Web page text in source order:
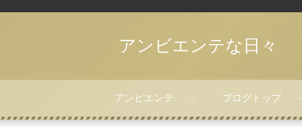
アンビエンテな日々
アンビエンテ ブログトップ